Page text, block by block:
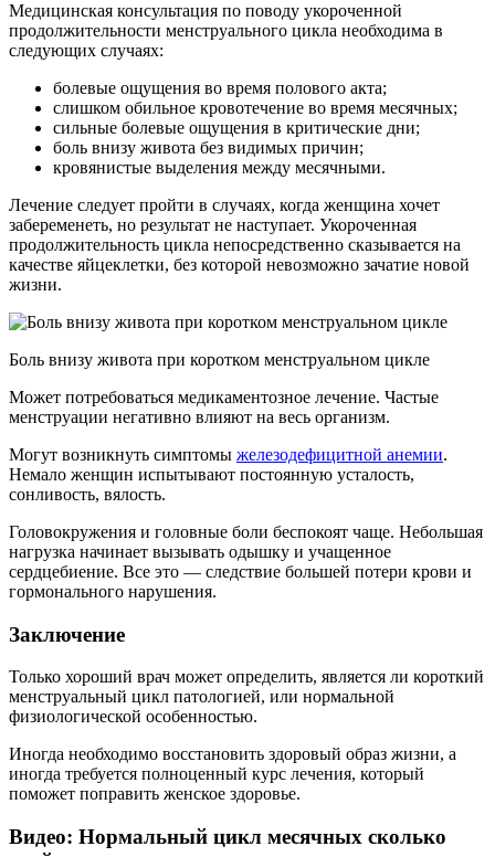
Медицинская консультация по поводу укороченной
продолжительности менструального цикла необходима в
следующих случаях:
болевые ощущения во время полового акта;
слишком обильное кровотечение во время месячных;
сильные болевые ощущения в критические дни;
боль внизу живота без видимых причин;
кровянистые выделения между месячными.
Лечение следует пройти в случаях, когда женщина хочет
забеременеть, но результат не наступает. Укороченная
продолжительность цикла непосредственно сказывается на
качестве яйцеклетки, без которой невозможно зачатие новой
жизни.
Боль внизу живота при коротком менструальном цикле
Может потребоваться медикаментозное лечение. Частые
менструации негативно влияют на весь организм.
Могут возникнуть симптомы железодефицитной анемии.
Немало женщин испытывают постоянную усталость,
сонливость, вялость.
Головокружения и головные боли беспокоят чаще. Небольшая
нагрузка начинает вызывать одышку и учащенное
сердцебиение. Все это — следствие большей потери крови и
гормонального нарушения.
Заключение
Только хороший врач может определить, является ли короткий
менструальный цикл патологией, или нормальной
физиологической особенностью.
Иногда необходимо восстановить здоровый образ жизни, а
иногда требуется полноценный курс лечения, который
поможет поправить женское здоровье.
Видео: Нормальный цикл месячных сколько